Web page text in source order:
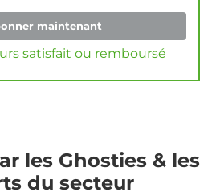
maintenant
satisfait ou remboursé
les Ghosties & les
du secteur